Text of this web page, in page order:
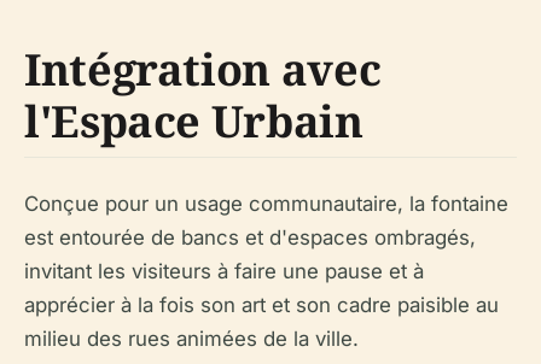
Intégration avec
l'Espace Urbain
Conçue pour un usage communautaire, la fontaine
est entourée de bancs et d'espaces ombragés,
invitant les visiteurs à faire une pause et à
apprécier à la fois son art et son cadre paisible au
milieu des rues animées de la ville.